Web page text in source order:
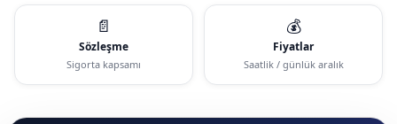
📄
Sözleşme
Sigorta kapsamı
💰
Fiyatlar
Saatlik / günlük aralık